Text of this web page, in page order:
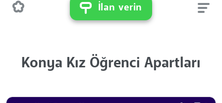
İlan verin
Konya Kız Öğrenci Apartları